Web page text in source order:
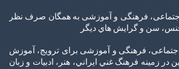
اجتماعی، فرهنگی و آموزشی به همگان صرف نظر
سن و گرايش هاي ديگر
فرهنگی و آموزشی برای ترویج، آموزش
در زمینه فرهنگ غني ايراني، هنر، ادبیات و زبان